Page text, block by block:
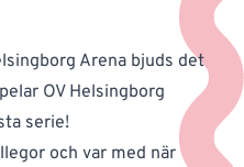
Arena bjuds det
OV Helsingborg
serie!
och var med när